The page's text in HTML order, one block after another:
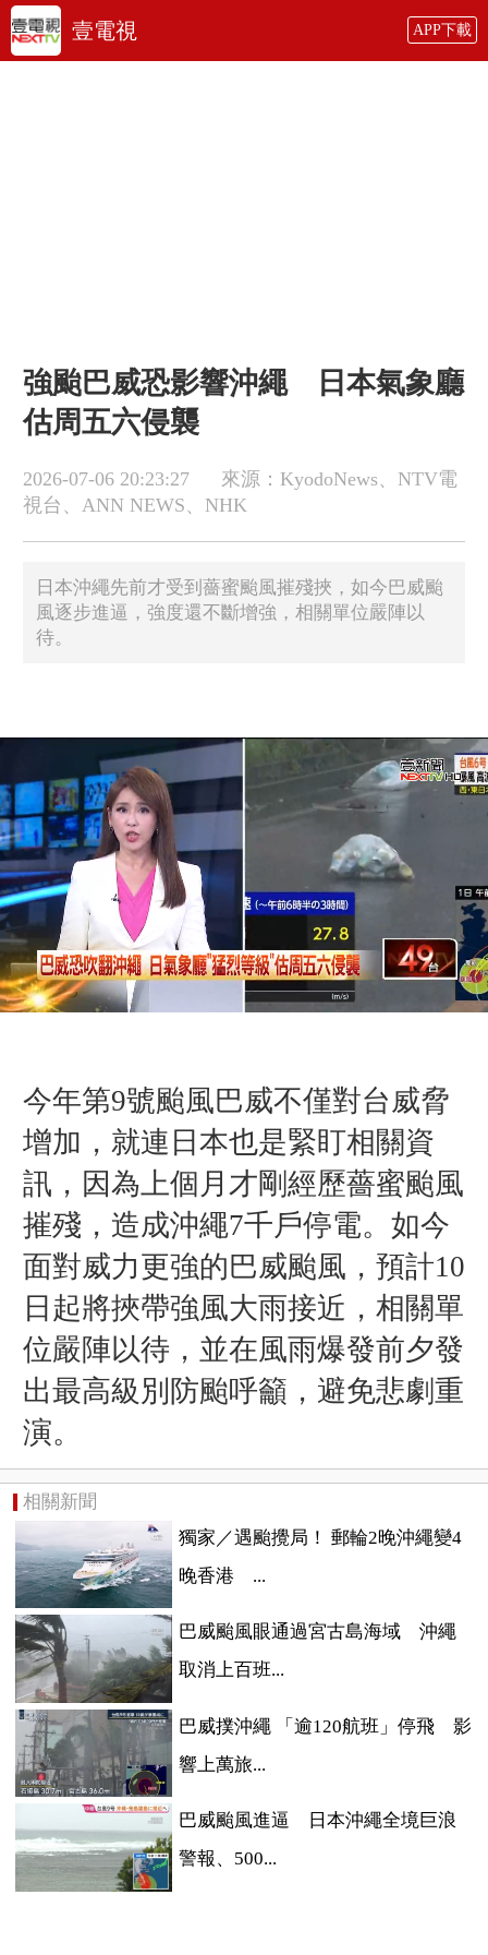
壹電視 APP下載
強颱巴威恐影響沖繩 日本氣象廳
估周五六侵襲
2026-07-06 20:23:27
來源：KyodoNews、NTV電
視台、ANN NEWS、NHK
日本沖繩先前才受到薔蜜颱風摧殘挾，如今巴威颱
風逐步進逼，強度還不斷增強，相關單位嚴陣以
待。
今年第9號颱風巴威不僅對台威脅
增加，就連日本也是緊盯相關資
訊，因為上個月才剛經歷薔蜜颱風
摧殘，造成沖繩7千戶停電。如今
面對威力更強的巴威颱風， 預計10
日起將挾帶強風大雨接近 ，相關單
位嚴陣以待，並在風雨爆發前夕發
出最高級別防颱呼籲，避免悲劇重
演。
相關新聞
獨家／遇颱攪局！ 郵輪2晚沖繩變4
晚香港 ...
巴威颱風眼通過宮古島海域 沖繩
取消上百班...
巴威撲沖繩 「逾120航班」停飛 影
響上萬旅...
巴威颱風進逼 日本沖繩全境巨浪
警報、500...